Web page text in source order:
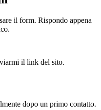
il form. Rispondo appena
il link del sito.
dopo un primo contatto.